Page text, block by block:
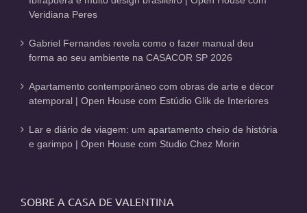
Veridiana Peres
Gabriel Fernandes revela como o fazer manual deu
forma ao seu ambiente na CASACOR SP 2026
Apartamento contemporâneo com obras de arte e décor
atemporal | Open House com Estúdio Glik de Interiores
Lar e diário de viagem: um apartamento cheio de história
e garimpo | Open House com Studio Chez Morin
SOBRE A CASA DE VALENTINA